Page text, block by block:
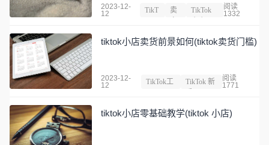
2023-12-
12
TikT
卖
TikTok
阅读
1332
tiktok小店卖货前景如何(tiktok卖货门槛)
2023-12-
12
TikTok工
TikTok 新
阅读
1771
tiktok小店零基础教学(tiktok 小店)